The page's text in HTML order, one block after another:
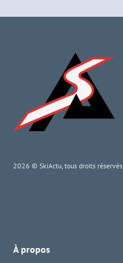
2026 © SkiActu, tous droits réservés
À propos